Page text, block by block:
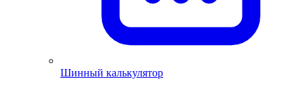
Шинный калькулятор